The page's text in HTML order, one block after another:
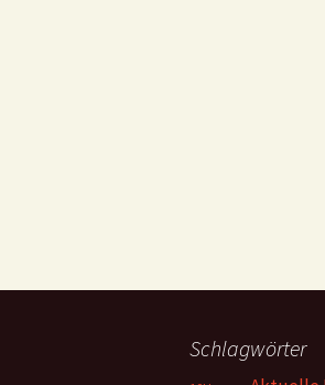
Schlagwörter